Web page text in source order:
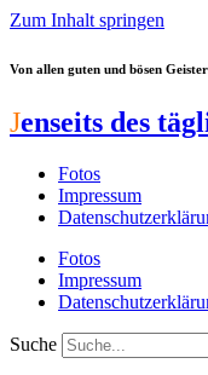
Zum Inhalt springen
Von allen guten und bösen
Jenseits des
Fotos
Impressum
Fotos
Impressum
Suche